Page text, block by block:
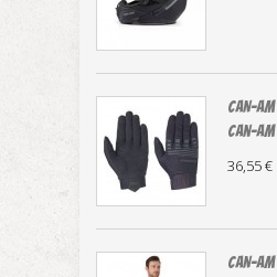
CAN-
Can-
36,55 €
CAN-AM